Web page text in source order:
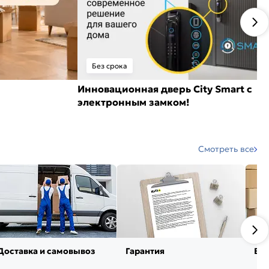
Без срока
Инновационная дверь City Smart с
электронным замком!
Смотреть все
и самовывоз Гарантия